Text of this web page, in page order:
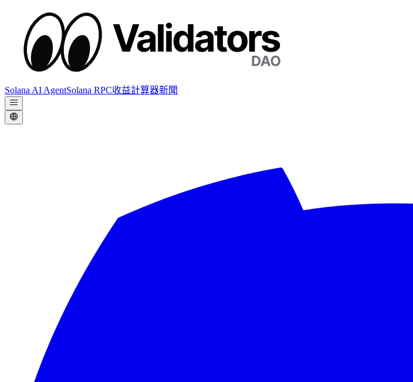
Solana AI AgentSolana RPC收益計算器新聞